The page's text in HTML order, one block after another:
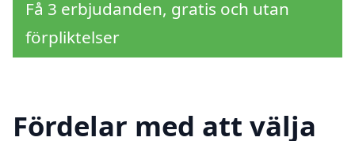
Få 3 erbjudanden, gratis och utan
förpliktelser
Fördelar med att välja